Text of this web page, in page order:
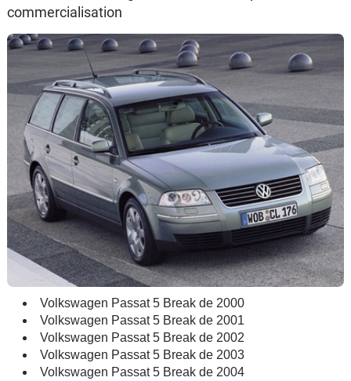
commercialisation
Volkswagen Passat 5 Break de 2000
Volkswagen Passat 5 Break de 2001
Volkswagen Passat 5 Break de 2002
Volkswagen Passat 5 Break de 2003
Volkswagen Passat 5 Break de 2004